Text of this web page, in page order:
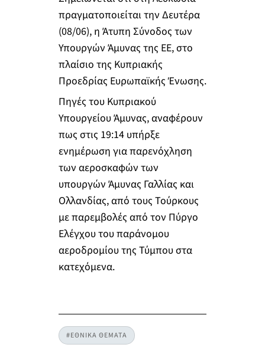
πραγματοποιείται την Δευτέρα
(08/06), η Άτυπη Σύνοδος των
Υπουργών Άμυνας της ΕΕ, στο
πλαίσιο της Κυπριακής
Προεδρίας Ευρωπαϊκής Ένωσης.
Πηγές του Κυπριακού
Υπουργείου Άμυνας, αναφέρουν
πως στις 19:14 υπήρξε
ενημέρωση για παρενόχληση
των αεροσκαφών των
υπουργών Άμυνας Γαλλίας και
Ολλανδίας, από τους Τούρκους
με παρεμβολές από τον Πύργο
Ελέγχου του παράνομου
αεροδρομίου της Τύμπου στα
κατεχόμενα.
#ΕΘΝΙΚΑ ΘΕΜΑΤΑ